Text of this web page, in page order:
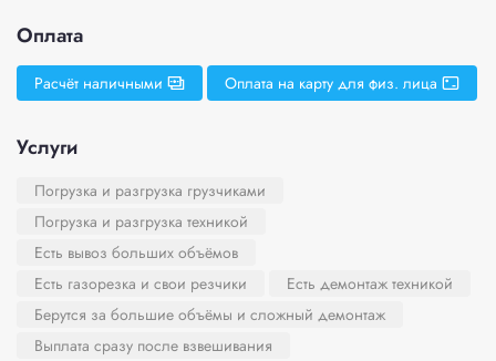
Оплата
Расчёт наличными Оплата на карту для физ. лица
Услуги
Погрузка и разгрузка грузчиками
Погрузка и разгрузка техникой
Есть вывоз больших объёмов
Есть газорезка и свои резчики
Есть демонтаж техникой
Берутся за большие объёмы и сложный демонтаж
Выплата сразу после взвешивания